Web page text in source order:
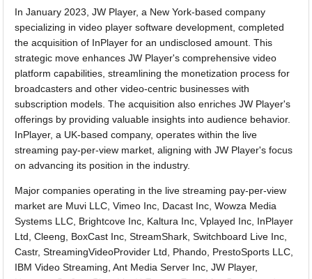
In January 2023, JW Player, a New York-based company
specializing in video player software development, completed
the acquisition of InPlayer for an undisclosed amount. This
strategic move enhances JW Player's comprehensive video
platform capabilities, streamlining the monetization process for
broadcasters and other video-centric businesses with
subscription models. The acquisition also enriches JW Player's
offerings by providing valuable insights into audience behavior.
InPlayer, a UK-based company, operates within the live
streaming pay-per-view market, aligning with JW Player's focus
on advancing its position in the industry.
Major companies operating in the live streaming pay-per-view
market are Muvi LLC, Vimeo Inc, Dacast Inc, Wowza Media
Systems LLC, Brightcove Inc, Kaltura Inc, Vplayed Inc, InPlayer
Ltd, Cleeng, BoxCast Inc, StreamShark, Switchboard Live Inc,
Castr, StreamingVideoProvider Ltd, Phando, PrestoSports LLC,
IBM Video Streaming, Ant Media Server Inc, JW Player,